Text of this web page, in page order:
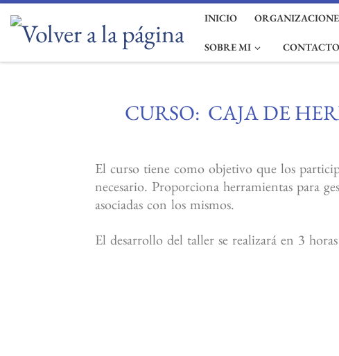
Saltar al contenido INICIO
SOBRE MI CONTACTO
CURSO: CAJA DE
El curso tiene como objetivo que los
necesario. Proporciona herramientas para
asociadas con los mismos.
El desarrollo del taller se realizará en 3